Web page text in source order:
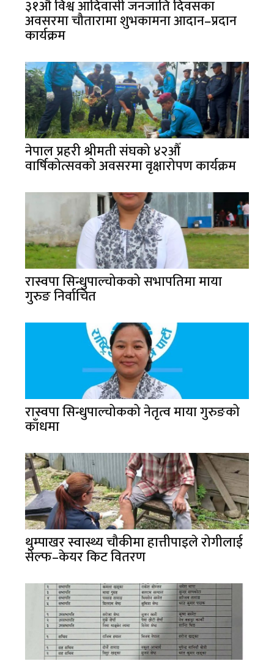
३१औँ विश्व आदिवासी जनजाति दिवसका
अवसरमा चौतारामा शुभकामना आदान–प्रदान
कार्यक्रम
नेपाल प्रहरी श्रीमती संघको ४२औँ
वार्षिकोत्सवको अवसरमा वृक्षारोपण कार्यक्रम
रास्वपा सिन्धुपाल्चोकको सभापतिमा माया
गुरुङ निर्वाचित
रास्वपा सिन्धुपाल्चोकको नेतृत्व माया गुरुङको
काँधमा
थुम्पाखर स्वास्थ्य चौकीमा हात्तीपाइले रोगीलाई
सेल्फ–केयर किट वितरण